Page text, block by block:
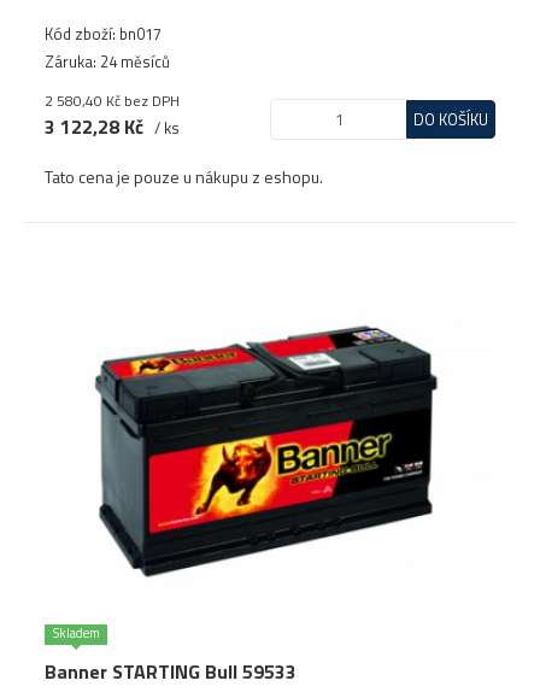
Kód zboží: bn017
Záruka: 24 měsíců
2 580,40 Kč bez DPH
3 122,28 Kč / ks DO KOŠÍKU
Tato cena je pouze u nákupu z eshopu.
Skladem
Banner STARTING Bull 59533